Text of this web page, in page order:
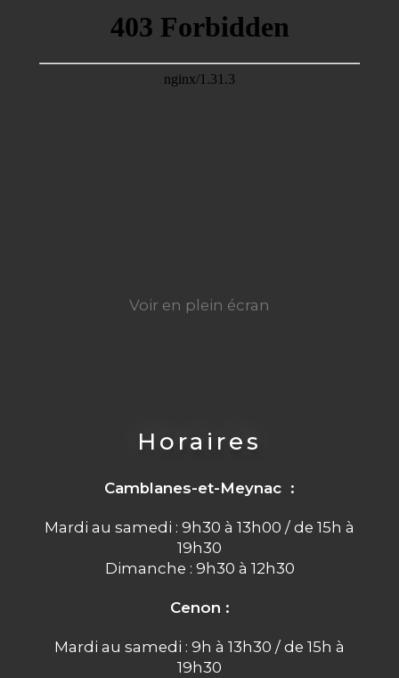
Voir en plein écran
Horaires
Camblanes-et-Meynac :
Mardi au samedi : 9h30 à 13h00 / de 15h à
19h30
Dimanche : 9h30 à 12h30
Cenon :
Mardi au samedi : 9h à 13h30 / de 15h à
19h30